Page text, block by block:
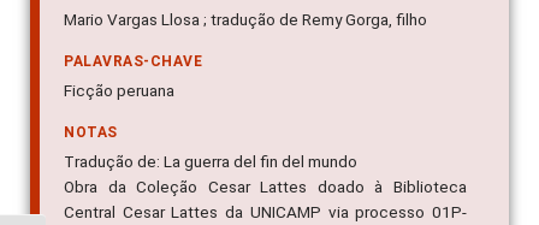
Mario Vargas Llosa ; tradução de Remy Gorga, filho
PALAVRAS-CHAVE
Ficção peruana
NOTAS
Tradução de: La guerra del fin del mundo
Obra da Coleção Cesar Lattes doado à Biblioteca
Central Cesar Lattes da UNICAMP via processo 01P-